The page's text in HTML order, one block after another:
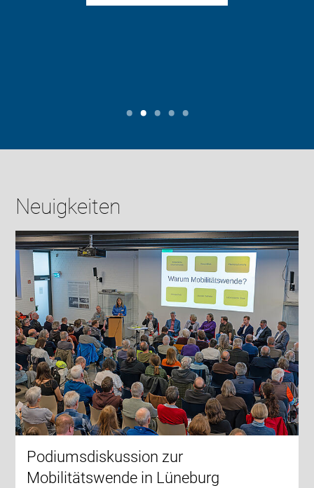
Neuigkeiten
Podiumsdiskussion zur
Mobilitätswende in Lüneburg